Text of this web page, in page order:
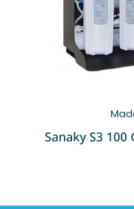
Sanaky S3